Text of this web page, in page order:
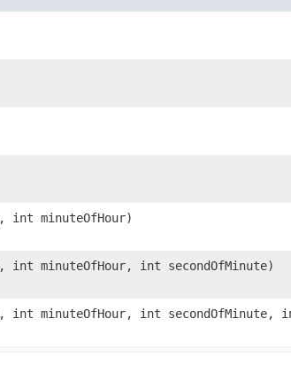
int minuteOfHour)
minuteOfHour, int secondOfMinute)
minuteOfHour, int secondOfMinute,